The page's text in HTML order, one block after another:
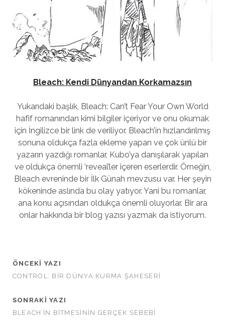
Bleach: Kendi Dünyandan Korkamazsın
Yukarıdaki başlık, Bleach: Can’t Fear Your Own World
hafif romanından kimi bilgiler içeriyor ve onu okumak
için İngilizce bir link de veriliyor. Bleach’in hızlandırılmış
sonuna oldukça fazla ekleme yapan ve çok ünlü bir
yazarın yazdığı romanlar, Kubo’ya danışılarak yapılan
ve oldukça önemli ‘reveal’ler içeren eserlerdir. Örneğin,
Bleach evreninde bir İlk Günah mevzusu var. Her şeyin
kökeninde aslında bu olay yatıyor. Yani bu romanlar,
ana konu açısından oldukça önemli oluyorlar. Bir ara
onlar hakkında bir blog yazısı yazmak da istiyorum.
ÖNCEKI YAZI
CONTROL: BIR DÜNYA KURMA ŞAHESERI
SONRAKI YAZI
BLEACH’IN BITMESININ GERÇEK SEBEBI